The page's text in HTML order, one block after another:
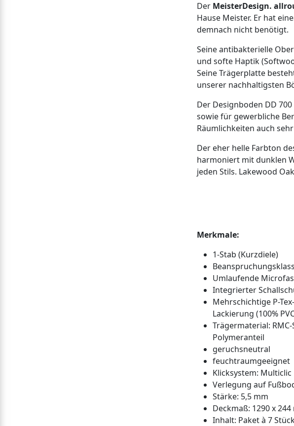
Der MeisterDesign.
Hause Meister. Er hat
demnach nicht benötigt.
Seine antibakterielle
und softe Haptik
Seine Trägerplatte
unserer nachhaltigsten
Der Designboden DD
sowie für gewerbliche
Räumlichkeiten auch
Der eher helle Farbton
harmoniert mit dunklen
jeden Stils. Lakewood
Merkmale:
1-Stab (Kurzdiele)
Umlaufende
Integrierter
Mehrschichtige P-
Lackierung (100%
Trägermaterial:
Polymeranteil
geruchsneutral
feuchtraumgeeignet
Klicksystem: Multiclic
Verlegung auf
Stärke: 5,5 mm
Deckmaß: 1290 x 244
Inhalt: Paket à 7